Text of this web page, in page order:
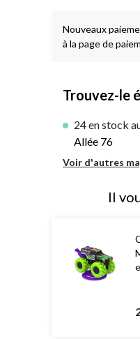
Nouveaux
à la page de
Trouvez-le
24 en stock
Allée 76
Voir d'autres
Il